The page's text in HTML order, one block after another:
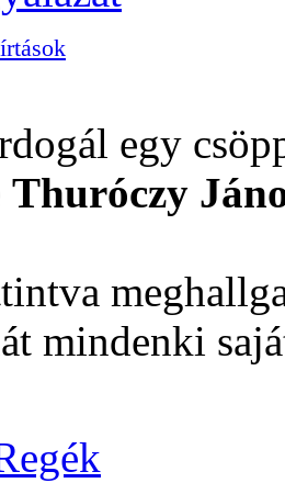
egy
Thuróczy
mindenki